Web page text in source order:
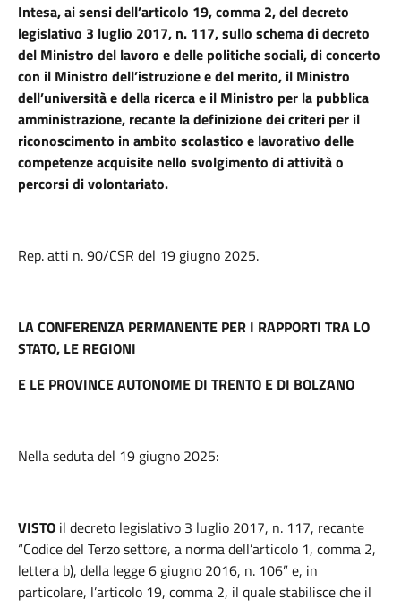
Intesa, ai sensi dell’articolo 19, comma 2, del decreto
legislativo 3 luglio 2017, n. 117, sullo schema di decreto
del Ministro del lavoro e delle politiche sociali, di concerto
con il Ministro dell’istruzione e del merito, il Ministro
dell’università e della ricerca e il Ministro per la pubblica
amministrazione, recante la definizione dei criteri per il
riconoscimento in ambito scolastico e lavorativo delle
competenze acquisite nello svolgimento di attività o
percorsi di volontariato.
Rep. atti n. 90/CSR del 19 giugno 2025.
LA CONFERENZA PERMANENTE PER I RAPPORTI TRA LO
STATO, LE REGIONI
E LE PROVINCE AUTONOME DI TRENTO E DI BOLZANO
Nella seduta del 19 giugno 2025:
VISTO il decreto legislativo 3 luglio 2017, n. 117, recante
“Codice del Terzo settore, a norma dell’articolo 1, comma 2,
lettera b), della legge 6 giugno 2016, n. 106” e, in
particolare, l’articolo 19, comma 2, il quale stabilisce che il